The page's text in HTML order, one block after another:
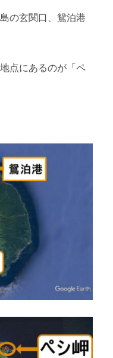
の玄関口、鴛泊港
点にあるのが「ペ